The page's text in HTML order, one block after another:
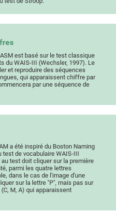
est basé sur le test classique
du WAIS-III (Wechsler, 1997). Le
et reproduire des séquences
qui apparaissent chiffre par
par une séquence de
a été inspiré du Boston Naming
test de vocabulaire WAIS-III
test doit cliquer sur la première
parmi les quatre lettres
dans le cas de l'image d'une
sur la lettre "P", mais pas sur
M, A) qui apparaissent